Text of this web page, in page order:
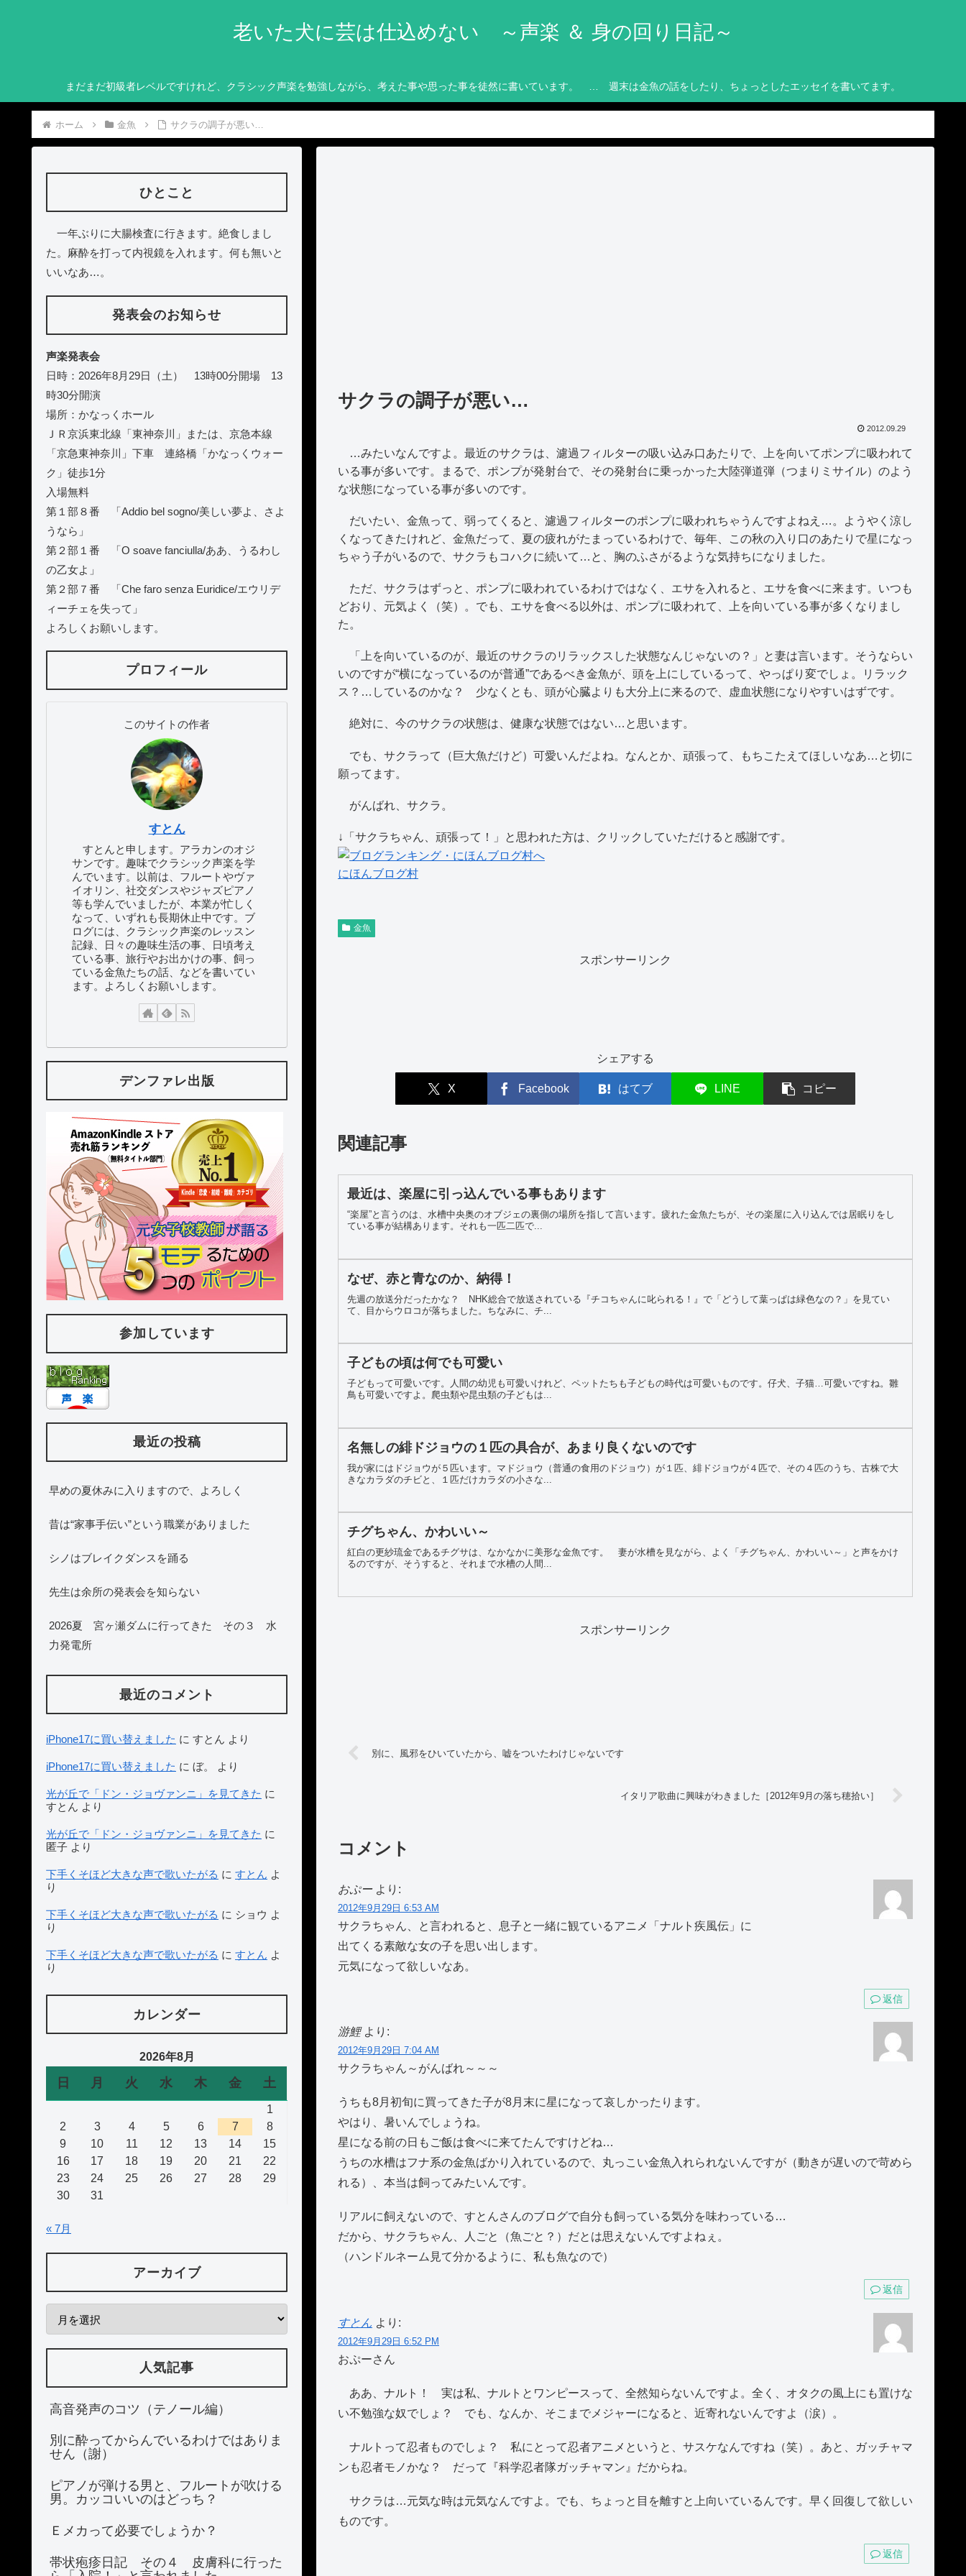
老いた犬に芸は仕込めない ～声楽 ＆ 身の回り日記～
まだまだ初級者レベルですけれど、クラシック声楽を勉強しながら、考えた事や思った事を徒然に書いています。 … 週末は金魚の話をしたり、ちょっとしたエッセイを書いてます。
ホーム 金魚 サクラの調子が悪い…
サクラの調子が悪い…
2012.09.29
…みたいなんですよ。最近のサクラは、濾過フィルターの吸い込み口あたりで、上を向いてポンプに吸われて
いる事が多いです。まるで、ポンプが発射台で、その発射台に乗っかった大陸弾道弾（つまりミサイル）のよう
な状態になっている事が多いのです。
だいたい、金魚って、弱ってくると、濾過フィルターのポンプに吸われちゃうんですよねえ…。ようやく涼し
くなってきたけれど、金魚だって、夏の疲れがたまっているわけで、毎年、この秋の入り口のあたりで星になっ
ちゃう子がいるので、サクラもコハクに続いて…と、胸のふさがるような気持ちになりました。
ただ、サクラはずっと、ポンプに吸われているわけではなく、エサを入れると、エサを食べに来ます。いつも
どおり、元気よく（笑）。でも、エサを食べる以外は、ポンプに吸われて、上を向いている事が多くなりまし
た。
「上を向いているのが、最近のサクラのリラックスした状態なんじゃないの？」と妻は言います。そうならい
いのですが“横になっているのが普通”であるべき金魚が、頭を上にしているって、やっぱり変でしょ。リラック
ス？…しているのかな？ 少なくとも、頭が心臓よりも大分上に来るので、虚血状態になりやすいはずです。
絶対に、今のサクラの状態は、健康な状態ではない…と思います。
でも、サクラって（巨大魚だけど）可愛いんだよね。なんとか、頑張って、もちこたえてほしいなあ…と切に
願ってます。
がんばれ、サクラ。
↓「サクラちゃん、頑張って！」と思われた方は、クリックしていただけると感謝です。
にほんブログ村
金魚
スポンサーリンク
シェアする
X Facebook はてブ LINE コピー
関連記事
最近は、楽屋に引っ込んでいる事もあります
“楽屋”と言うのは、水槽中央奥のオブジェの裏側の場所を指して言います。疲れた金魚たちが、その楽屋に入り込んでは居眠りをし
ている事が結構あります。それも一匹二匹で...
なぜ、赤と青なのか、納得！
先週の放送分だったかな？ NHK総合で放送されている『チコちゃんに叱られる！』で「どうして葉っぱは緑色なの？」を見てい
て、目からウロコが落ちました。ちなみに、チ...
子どもの頃は何でも可愛い
子どもって可愛いです。人間の幼児も可愛いけれど、ペットたちも子どもの時代は可愛いものです。仔犬、子猫…可愛いですね。雛
鳥も可愛いですよ。爬虫類や昆虫類の子どもは...
名無しの緋ドジョウの１匹の具合が、あまり良くないのです
我が家にはドジョウが５匹います。マドジョウ（普通の食用のドジョウ）が１匹、緋ドジョウが４匹で、その４匹のうち、古株で大
きなカラダのチビと、１匹だけカラダの小さな...
チグちゃん、かわいい～
紅白の更紗琉金であるチグサは、なかなかに美形な金魚です。 妻が水槽を見ながら、よく「チグちゃん、かわいい～」と声をかけ
るのですが、そうすると、それまで水槽の人間...
スポンサーリンク
別に、風邪をひいていたから、嘘をついたわけじゃないです
イタリア歌曲に興味がわきました［2012年9月の落ち穂拾い］
コメント
おぷー より:
2012年9月29日 6:53 AM
サクラちゃん、と言われると、息子と一緒に観ているアニメ「ナルト疾風伝」に
出てくる素敵な女の子を思い出します。
元気になって欲しいなあ。
返信
游鯉 より:
2012年9月29日 7:04 AM
サクラちゃん～がんばれ～～～
うちも8月初旬に買ってきた子が8月末に星になって哀しかったります。
やはり、暑いんでしょうね。
星になる前の日もご飯は食べに来てたんですけどね…
うちの水槽はフナ系の金魚ばかり入れているので、丸っこい金魚入れられないんですが（動きが遅いので苛めら
れる）、本当は飼ってみたいんです。
リアルに飼えないので、すとんさんのブログで自分も飼っている気分を味わっている…
だから、サクラちゃん、人ごと（魚ごと？）だとは思えないんですよねぇ。
（ハンドルネーム見て分かるように、私も魚なので）
返信
すとん より:
2012年9月29日 6:52 PM
おぷーさん
ああ、ナルト！ 実は私、ナルトとワンピースって、全然知らないんですよ。全く、オタクの風上にも置けな
い不勉強な奴でしょ？ でも、なんか、そこまでメジャーになると、近寄れないんですよ（涙）。
ナルトって忍者ものでしょ？ 私にとって忍者アニメというと、サスケなんですね（笑）。あと、ガッチャマ
ンも忍者モノかな？ だって『科学忍者隊ガッチャマン』だからね。
サクラは…元気な時は元気なんですよ。でも、ちょっと目を離すと上向いているんです。早く回復して欲しい
ものです。
返信
ひとこと
一年ぶりに大腸検査に行きます。絶食しまし
た。麻酔を打って内視鏡を入れます。何も無いと
いいなあ…。
発表会のお知らせ
声楽発表会
日時：2026年8月29日（土） 13時00分開場 13
時30分開演
場所：かなっくホール
ＪＲ京浜東北線「東神奈川」または、京急本線
「京急東神奈川」下車 連絡橋「かなっくウォー
ク」徒歩1分
入場無料
第１部８番 「Addio bel sogno/美しい夢よ、さよ
うなら」
第２部１番 「O soave fanciulla/ああ、うるわし
の乙女よ」
第２部７番 「Che faro senza Euridice/エウリデ
ィーチェを失って」
よろしくお願いします。
プロフィール
このサイトの作者
すとん
すとんと申します。アラカンのオジ
サンです。趣味でクラシック声楽を学
んでいます。以前は、フルートやヴァ
イオリン、社交ダンスやジャズピアノ
等も学んでいましたが、本業が忙しく
なって、いずれも長期休止中です。ブ
ログには、クラシック声楽のレッスン
記録、日々の趣味生活の事、日頃考え
ている事、旅行やお出かけの事、飼っ
ている金魚たちの話、などを書いてい
ます。よろしくお願いします。
デンファレ出版
参加しています
最近の投稿
早めの夏休みに入りますので、よろしく
昔は“家事手伝い”という職業がありました
シノはブレイクダンスを踊る
先生は余所の発表会を知らない
2026夏 宮ヶ瀬ダムに行ってきた その３ 水
力発電所
最近のコメント
iPhone17に買い替えました に すとん より
iPhone17に買い替えました に ぼ。 より
光が丘で「ドン・ジョヴァンニ」を見てきた に
すとん より
光が丘で「ドン・ジョヴァンニ」を見てきた に
匿子 より
下手くそほど大きな声で歌いたがる に すとん よ
り
下手くそほど大きな声で歌いたがる に ショウ よ
り
下手くそほど大きな声で歌いたがる に すとん よ
り
カレンダー
2026年8月
日 月 火 水 木 金 土
1
2
3 4 5 6 7
8
9
10 11 12 13 14
15
16
17 18 19 20 21
22
23
24 25 26 27 28
29
30
31
« 7月
アーカイブ
人気記事
高音発声のコツ（テノール編）
別に酔ってからんでいるわけではありま
せん（謝）
ピアノが弾ける男と、フルートが吹ける
男。カッコいいのはどっち？
Ｅメカって必要でしょうか？
帯状疱疹日記 その４ 皮膚科に行った